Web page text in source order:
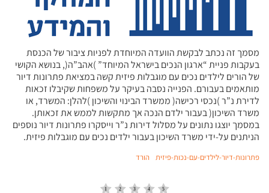
מסמך זה נכתב לבקשת הוועדה המיוחדת לפניות ציבור של הכנסת
בעקבות פניית “ארגון הנכים בישראל המיוחד” )אהב”ה(, בנושא הקושי
של הורים לילדים נכים עם מוגבלות פיזית קשה במציאת פתרונות דיור
מותאמים בעבורם. הפנייה נסבה בעיקר על משפחות שקיבלו זכאות
לדירת נ”ר )נכסי רכישה( ממשרד הבינוי והשיכון )להלן: המשרד, או
משרד השיכון( בעבור ילדם הנכה אך מתקשות לממש את זכאותן.
במסמך יוצגו נתונים על מסלול דירות נ”ר וייסקרו פתרונות דיור נוספים
הניתנים על-ידי משרד השיכון בעבור ילדים נכים עם מוגבלות פיזית.
פתרונות-דיור-לילדים-עם-נכות-פיזית הורד